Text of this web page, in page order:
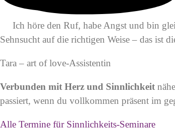
Ich höre den Ruf, habe Angst und bin
Sehnsucht auf die richtigen Weise – das ist
Tara – art of love-Assistentin
Verbunden mit Herz und Sinnlichkeit
passiert, wenn du vollkommen präsent im
Alle Termine für Sinnlichkeits-Seminare